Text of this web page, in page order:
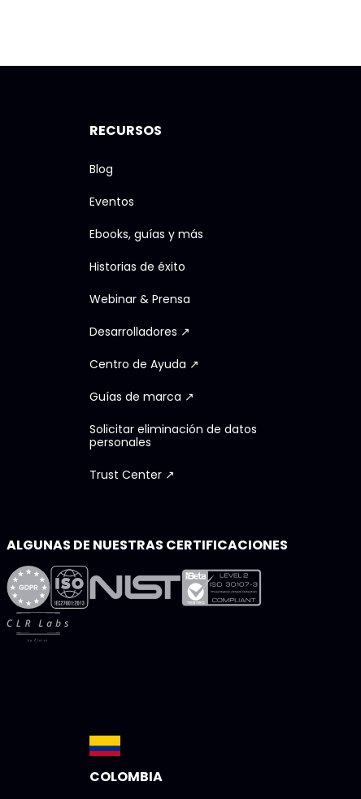
RECURSOS
Blog
Eventos
Ebooks, guías y más
Historias de éxito
Webinar & Prensa
Desarrolladores ↗
Centro de Ayuda ↗
Guías de marca ↗
Solicitar eliminación de datos
personales
Trust Center ↗
ALGUNAS DE NUESTRAS CERTIFICACIONES
COLOMBIA